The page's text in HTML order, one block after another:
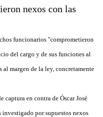
nexos con las
funcionarios "comprometieron
del cargo y de sus funciones al
margen de la ley, concretamente
captura en contra de Óscar José
investigado por supuestos nexos